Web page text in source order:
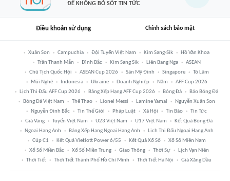
ĐỂ KHÔNG BỎ SÓT TIN TỨC
Điều khoản sử dụng Chính sách bảo mật
Xuân Son Campuchia Đội Tuyển Việt Nam Kim Sang-Sik
Hồ Văn Khoa
Trần Thanh Mẫn
Đình Bắc Kim Sang Sik Liên Bang Nga
ASEAN
Chủ Tịch Quốc Hội
ASEAN Cup 2026 Sân Mỹ Đình Singapore
Tô Lâm
Mũi Nghê
Indonesia Ukraine Doanh Nghiệp Năm
AFF Cup 2026
Lịch Thi Đấu AFF Cup 2026
Bảng Xếp Hạng AFF Cup 2026 Bóng Đá
Báo Bóng Đá
Bóng Đá Việt Nam
Thể Thao Lionel Messi Lamine Yamal
Nguyễn Xuân Son
Nguyễn Đình Bắc
Tin Thế Giới Pháp Luật Xã Hội Tin Bão
Tin Tức
Giá Vàng
Tuyển Việt Nam U23 Việt Nam U17 Việt Nam
Kết Quả Bóng Đá
Ngoại Hạng Anh
Bảng Xếp Hạng Ngoại Hạng Anh
Lịch Thi Đấu Ngoại Hạng Anh
Cúp C1
Kết Quả Vietlott Power 6/55 Kết Quả Xổ Số
Xổ Số Miền Nam
Xổ Số Miền Bắc
Xổ Số Miền Trung Giao Thông Thời Sự
Lịch Vạn Niên
Thời Tiết
Thời Tiết Thành Phố Hồ Chí Minh Thời Tiết Hà Nội Giá Xăng Dầu